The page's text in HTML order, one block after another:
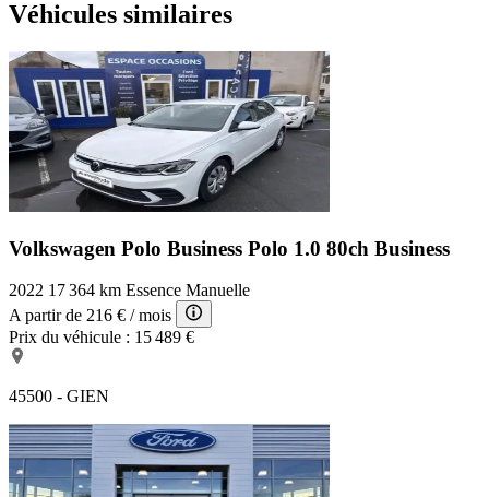
Capteur de luminosité
Freinage automatique d'urgence
ESP
AFIL
Feux arrière à LED
Vitres avant électriques
Ice White pastel
Airbag passager
Appui-tête conducteur réglable hauteur
EBD
Appel d'Assistance Localisé
Prise USB
Système de détection de somnolence
Reconnaissance panneaux de signalisation
Clim manuelle
Véhicules similaires
Volkswagen Polo Business Polo 1.0 80ch Business
2022 17 364 km Essence Manuelle
A partir de 216 € / mois
Prix du véhicule : 15 489 €
45500 - GIEN